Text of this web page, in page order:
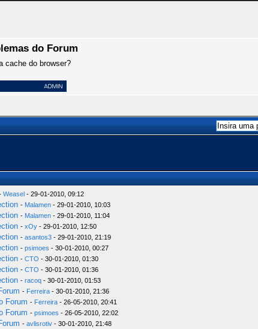
do Forum
cache do browser?
Weasel - 29-01-2010, 09:12
- Malamen - 29-01-2010, 10:03
- Malamen - 29-01-2010, 11:04
- xOy - 29-01-2010, 12:50
- asantos3 - 29-01-2010, 21:19
- psimoes - 30-01-2010, 00:27
- CTO - 30-01-2010, 01:30
- CTO - 30-01-2010, 01:36
- racoq - 30-01-2010, 01:53
- Ferreira - 30-01-2010, 21:36
Forum - Ferreira - 26-05-2010, 20:41
Forum - psimoes - 26-05-2010, 22:02
- avlisrotiv - 30-01-2010, 21:48